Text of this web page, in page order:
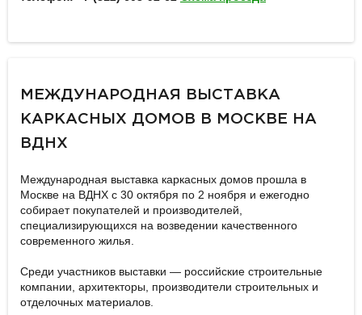
МЕЖДУНАРОДНАЯ ВЫСТАВКА
КАРКАСНЫХ ДОМОВ В МОСКВЕ НА
ВДНХ
Международная выставка каркасных домов прошла в
Москве на ВДНХ с 30 октября по 2 ноября и ежегодно
собирает покупателей и производителей,
специализирующихся на возведении качественного
современного жилья.
Среди участников выставки — российские строительные
компании, архитекторы, производители строительных и
отделочных материалов.